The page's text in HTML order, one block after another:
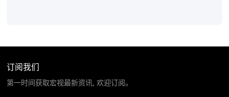
订阅我们
第一时间获取宏视最新资讯, 欢迎订阅。